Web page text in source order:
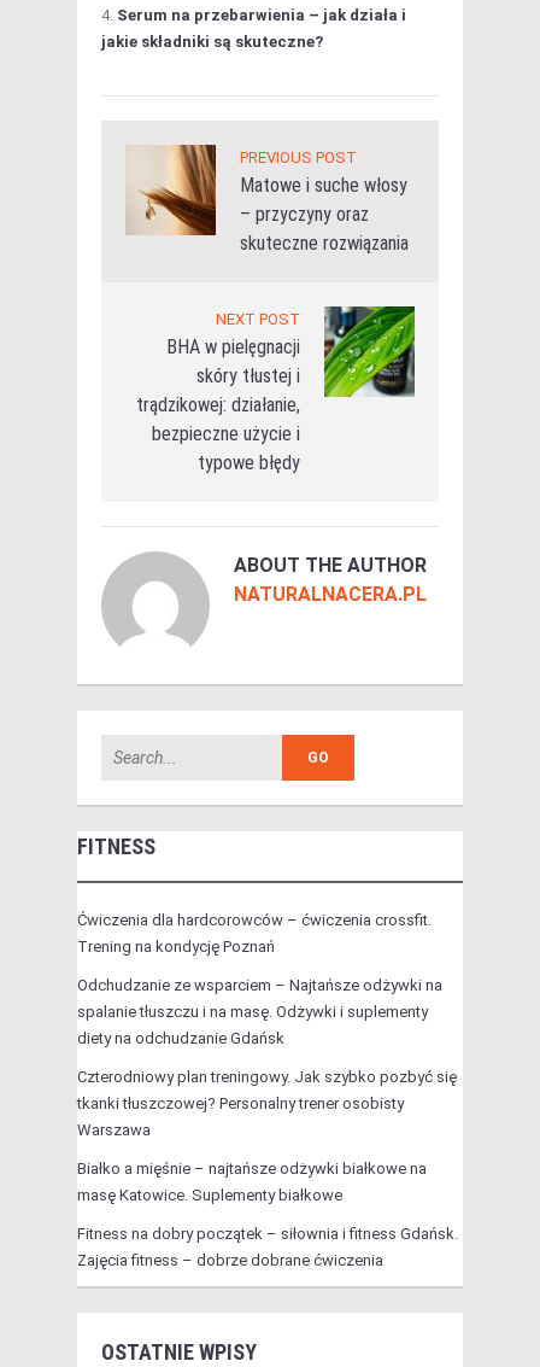
Serum na przebarwienia – jak działa i
jakie składniki są skuteczne?
PREVIOUS POST
Matowe i suche włosy
– przyczyny oraz
skuteczne rozwiązania
NEXT POST
BHA w pielęgnacji
skóry tłustej i
trądzikowej: działanie,
bezpieczne użycie i
typowe błędy
ABOUT THE AUTHOR
NATURALNACERA.PL
FITNESS
Ćwiczenia dla hardcorowców – ćwiczenia crossfit.
Trening na kondycję Poznań
Odchudzanie ze wsparciem – Najtańsze odżywki na
spalanie tłuszczu i na masę. Odżywki i suplementy
diety na odchudzanie Gdańsk
Czterodniowy plan treningowy. Jak szybko pozbyć się
tkanki tłuszczowej? Personalny trener osobisty
Warszawa
Białko a mięśnie – najtańsze odżywki białkowe na
masę Katowice. Suplementy białkowe
Fitness na dobry początek – siłownia i fitness Gdańsk.
Zajęcia fitness – dobrze dobrane ćwiczenia
OSTATNIE WPISY